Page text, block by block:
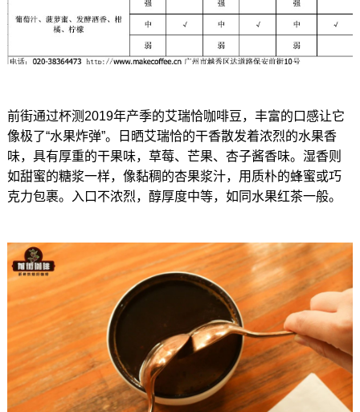
前街通过杯测2019年产季的艾瑞恰咖啡豆，丰富的口感让它
像极了“水果炸弹”。日晒艾瑞恰的干香散发着浓烈的水果香
味，具有厚重的干果味，草莓、芒果、杏子酱香味。湿香则
如甜蜜的糖浆一样，像黏稠的杏果浆汁，用质朴的蜂蜜或巧
克力包裹。入口不浓烈，醇厚度中等，如同水果红茶一般。